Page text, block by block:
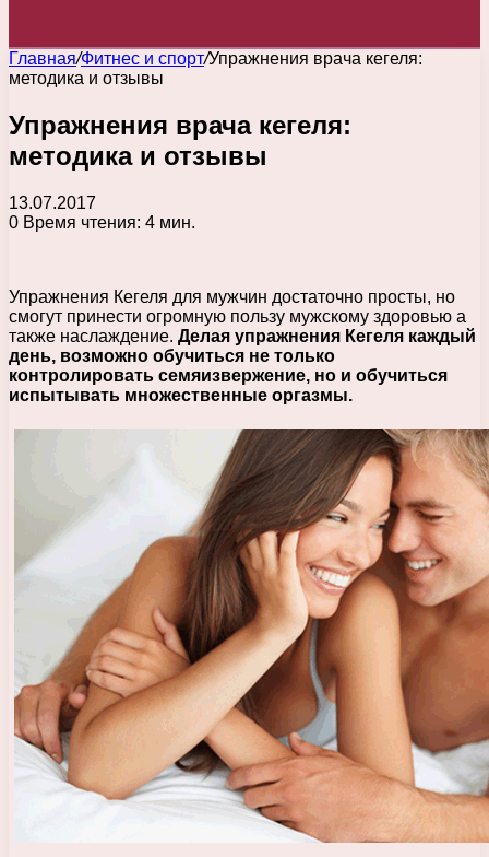
Главная/Фитнес и спорт/Упражнения врача кегеля:
методика и отзывы
Упражнения врача кегеля:
методика и отзывы
13.07.2017
0 Время чтения: 4 мин.
Упражнения Кегеля для мужчин достаточно просты, но
смогут принести огромную пользу мужскому здоровью а
также наслаждение. Делая упражнения Кегеля каждый
день, возможно обучиться не только
контролировать семяизвержение, но и обучиться
испытывать множественные оргазмы.